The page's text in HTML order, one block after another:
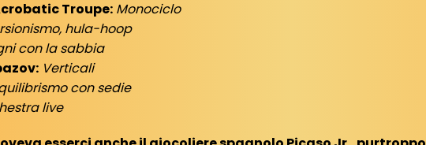
Troupe: Monociclo
hula-hoop
con la sabbia
Verticali
con sedie
live